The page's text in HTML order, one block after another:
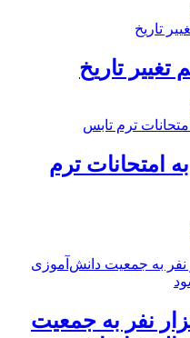
تغییر تاریخ
امتحانات ترم
۱۲ هزار نفر به جمعیت